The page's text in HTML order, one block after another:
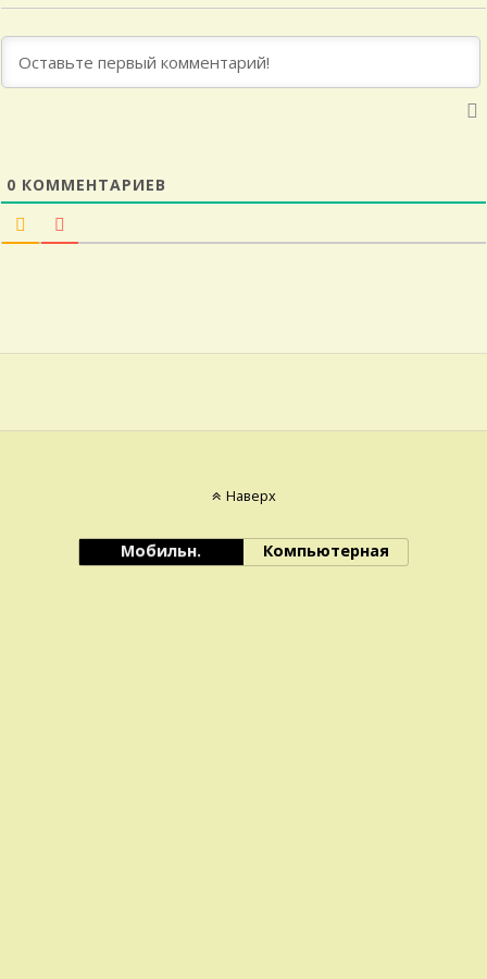
0 КОММЕНТАРИЕВ
Наверх
Мобильн. Компьютерная